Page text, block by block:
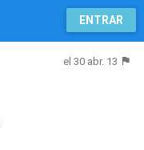
ENTRAR
el 30 abr. 13